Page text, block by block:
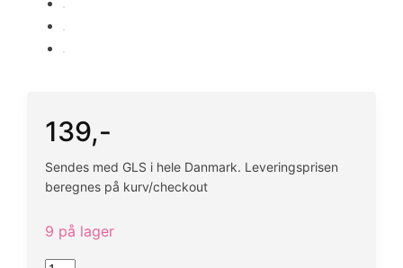
139,-
Sendes med GLS i hele Danmark. Leveringsprisen
beregnes på kurv/checkout
9 på lager